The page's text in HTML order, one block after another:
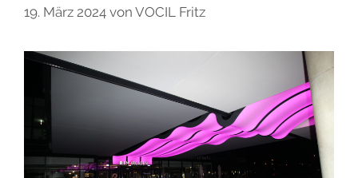
19. März 2024 von VOCIL Fritz